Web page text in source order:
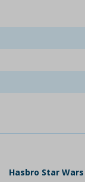
Hasbro Star